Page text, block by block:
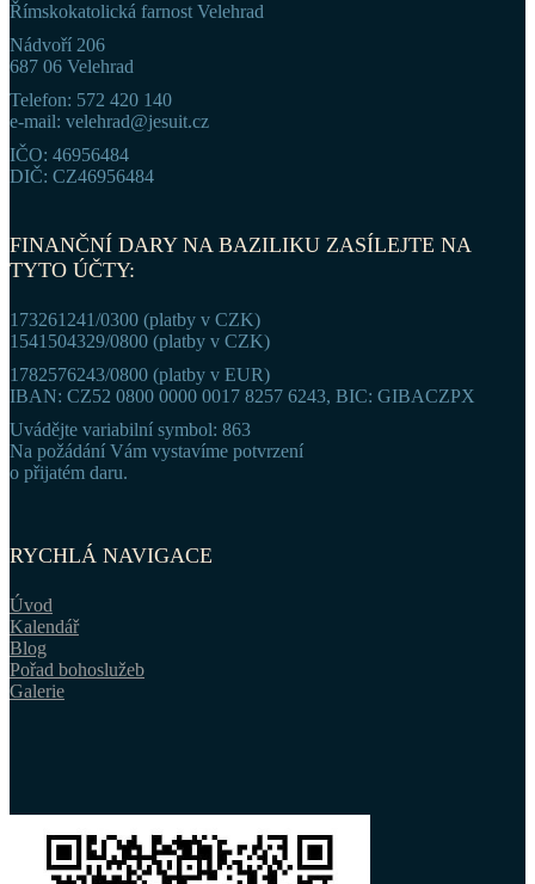
Římskokatolická farnost Velehrad
Nádvoří 206
687 06 Velehrad
Telefon: 572 420 140
e-mail: velehrad@jesuit.cz
IČO: 46956484
DIČ: CZ46956484
FINANČNÍ DARY NA BAZILIKU ZASÍLEJTE NA
TYTO ÚČTY:
173261241/0300 (platby v CZK)
1541504329/0800 (platby v CZK)
1782576243/0800 (platby v EUR)
IBAN: CZ52 0800 0000 0017 8257 6243, BIC: GIBACZPX
Uvádějte variabilní symbol: 863
Na požádání Vám vystavíme potvrzení
o přijatém daru.
RYCHLÁ NAVIGACE
Úvod
Kalendář
Blog
Pořad bohoslužeb
Galerie